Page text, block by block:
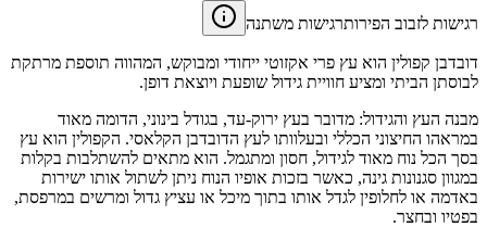
רגישות לזבוב הפירותרגישות משתנה
דובדבן קפולין הוא עץ פרי אקזוטי ייחודי ומבוקש, המהווה תוספת מרתקת
לבוסתן הביתי ומציע חוויית גידול שופעת ויוצאת דופן.
מבנה העץ והגידול: מדובר בעץ ירוק-עד, בגודל בינוני, הדומה מאוד
במראהו החיצוני הכללי ובעלוותו לעץ הדובדבן הקלאסי. הקפולין הוא עץ
בסך הכל נוח מאוד לגידול, חסון ומתגמל. הוא מתאים להשתלבות בקלות
במגוון סגנונות גינה, כאשר בזכות אופיו הנוח ניתן לשתול אותו ישירות
באדמה או לחלופין לגדל אותו בתוך מיכל או עציץ גדול ומרשים במרפסת,
בפטיו ובחצר.